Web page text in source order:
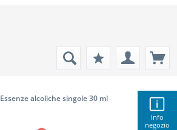
Info
negozio
Essenze alcoliche singole 30 ml